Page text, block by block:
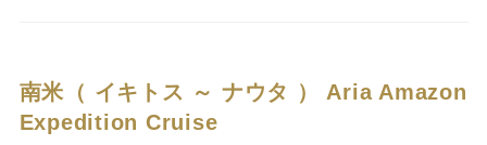
南米（ イキトス ～ ナウタ ） Aria Amazon
Expedition Cruise